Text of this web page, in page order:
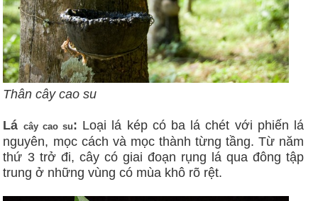
Thân cây cao su
Lá cây cao su: Loại lá kép có ba lá chét với phiến lá
nguyên, mọc cách và mọc thành từng tầng. Từ năm
thứ 3 trở đi, cây có giai đoạn rụng lá qua đông tập
trung ở những vùng có mùa khô rõ rệt.